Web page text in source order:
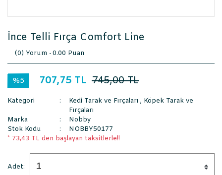
İnce Telli Fırça Comfort Line
(0) Yorum -0.00 Puan
%5 707,75 TL 745,00 TL
Kategori Kedi Tarak ve Fırçaları , Köpek Tarak ve
Fırçaları
Marka
Nobby
Stok Kodu
NOBBY50177
* 73,43 TL den başlayan taksitlerle!!
Adet: